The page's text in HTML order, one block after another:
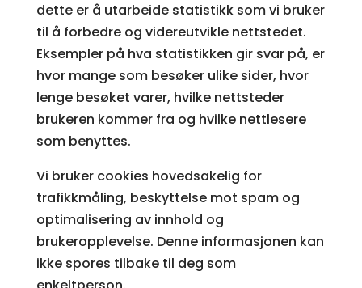
dette er å utarbeide statistikk som vi bruker
til å forbedre og videreutvikle nettstedet.
Eksempler på hva statistikken gir svar på, er
hvor mange som besøker ulike sider, hvor
lenge besøket varer, hvilke nettsteder
brukeren kommer fra og hvilke nettlesere
som benyttes.
Vi bruker cookies hovedsakelig for
trafikkmåling, beskyttelse mot spam og
optimalisering av innhold og
brukeropplevelse. Denne informasjonen kan
ikke spores tilbake til deg som